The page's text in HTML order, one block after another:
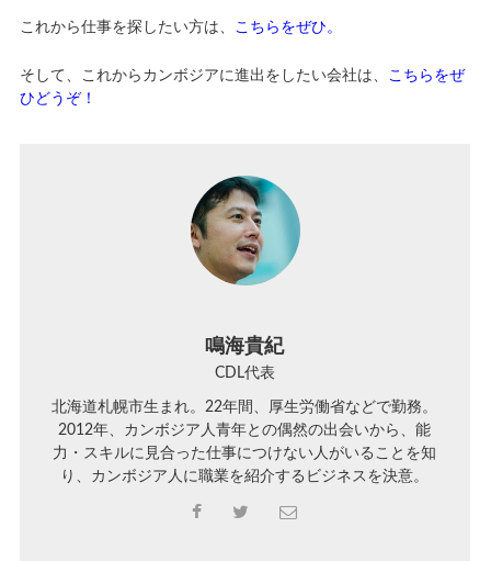
これから仕事を探したい方は、 こちらをぜひ。
そして、これからカンボジアに進出をしたい会社は、
こちらをぜ
ひどうぞ！
鳴海貴紀
CDL代表
北海道札幌市生まれ。22年間、厚生労働省などで勤務。
2012年、カンボジア人青年との偶然の出会いから、能
力・スキルに見合った仕事につけない人がいることを知
り、カンボジア人に職業を紹介するビジネスを決意。